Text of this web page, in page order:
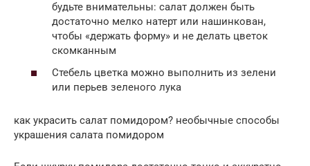
будьте внимательны: салат должен быть
достаточно мелко натерт или нашинкован,
чтобы «держать форму» и не делать цветок
скомканным
Стебель цветка можно выполнить из зелени
или перьев зеленого лука
как украсить салат помидором? необычные способы
украшения салата помидором